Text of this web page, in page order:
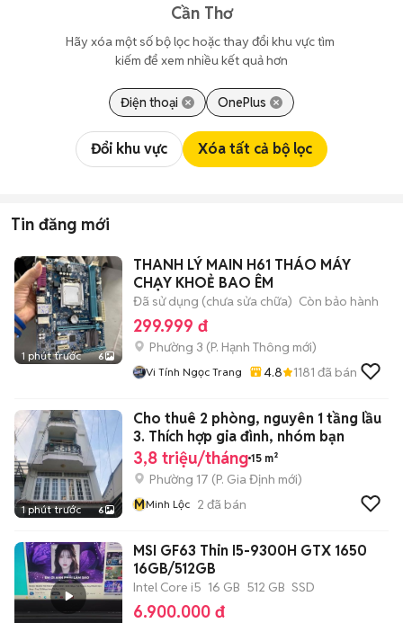
Cần Thơ
Hãy xóa một số bộ lọc hoặc thay đổi khu vực tìm
kiếm để xem nhiều kết quả hơn
Điện thoại OnePlus
Đổi khu vực Xóa tất cả bộ lọc
Tin đăng mới
1 phút trước 6
THANH LÝ MAIN H61 THÁO MÁY
CHẠY KHOẺ BAO ÊM
Đã sử dụng (chưa sửa chữa) Còn bảo hành
299.999 đ
Phường 3 (P. Hạnh Thông mới)
Vi Tính Ngọc Trang 4.8 1181 đã bán
1 phút trước 6
Cho thuê 2 phòng, nguyên 1 tầng lầu
3. Thích hợp gia đình, nhóm bạn
3,8 triệu/tháng 15 m²
Phường 17 (P. Gia Định mới)
MMinh Lộc 2 đã bán
MSI GF63 Thin I5-9300H GTX 1650
16GB/512GB
Intel Core i5 16 GB 512 GB SSD
6.900.000 đ